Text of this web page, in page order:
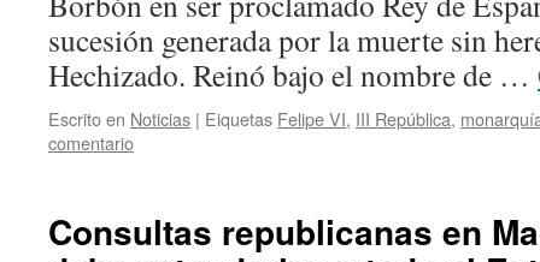
sucesión generada por la muerte sin
Hechizado. Reinó bajo el nombre de …
Escrito en Noticias | Eiquetas Felipe VI, III República,
comentario
Consultas republicanas en